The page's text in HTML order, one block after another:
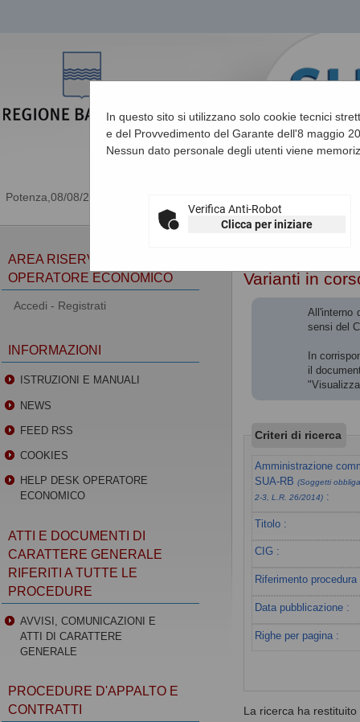
08/08/2026 16:19
Sei qui: Home»
In questo sito si utilizzano solo cookie tecnici
e del Provvedimento del Garante dell'8 maggio
Nessun dato personale degli utenti viene
Verifica Anti-Robot
Clicca per iniziare
Varianti in
All'interno
sensi del
In
il
Criteri di ricerca
Amministrazione
SUA-RB(Soggetti
2-3, L.R. 26/2014) :
Titolo :
CIG :
Riferimento procedura
Data pubblicazione :
Righe per pagina :
La ricerca ha restituito
AREA RISERVATA
OPERATORE ECONOMICO
Accedi - Registrati
INFORMAZIONI
ISTRUZIONI E MANUALI
NEWS
FEED RSS
COOKIES
HELP DESK OPERATORE
ECONOMICO
ATTI E DOCUMENTI DI
CARATTERE GENERALE
RIFERITI A TUTTE LE
PROCEDURE
AVVISI, COMUNICAZIONI E
ATTI DI CARATTERE
GENERALE
PROCEDURE D'APPALTO E
CONTRATTI